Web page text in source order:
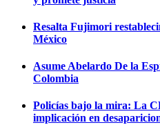
Resalta Fujimori
México
Asume Abelardo De la
Colombia
Policías bajo la mira: La
implicación en